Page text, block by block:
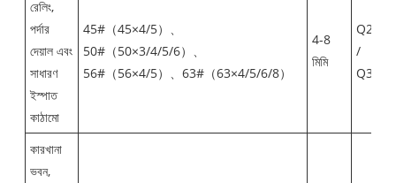
রেলিং,
পর্দার
দেয়াল এবং
সাধারণ
ইস্পাত
কাঠামো
45#（45×4/5）、
50#（50×3/4/5/6）、
56#（56×4/5）、63#（63×4/5/6/8）
4-8
মিমি
Q235B
/
Q355B
কারখানা
ভবন,